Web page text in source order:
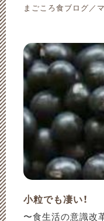
まごころ食ブログ／
小粒でも凄い！
〜食生活の意識改